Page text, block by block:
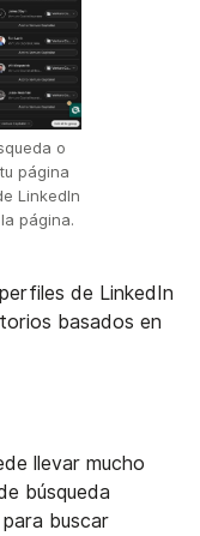
o
página
LinkedIn
página.
de LinkedIn
basados en
llevar mucho
búsqueda
buscar